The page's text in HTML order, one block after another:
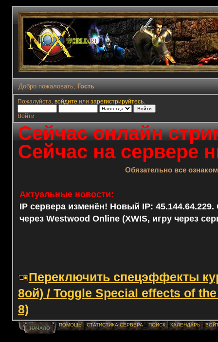
Добро пожаловать, Гость
Пожалуйста, войдите или зарегистрируйтесь.
Войти
Сейчас онлайн
Сейчас на сервере
Обязательно все
Актуальные новости:
IP сервера изменён! Новый IP: 45.144.64.229.
через Westwood Online (XWIS, игру через
Переключить спецэффекты
8ой) / Toggle Special effects of
8)
НАЧАЛО
ПОМОЩЬ СТАТИСТИКА СЕРВЕРА ПОИСК КАЛЕНДАРЬ